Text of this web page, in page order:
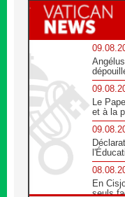
Le
et à la
En
seuls